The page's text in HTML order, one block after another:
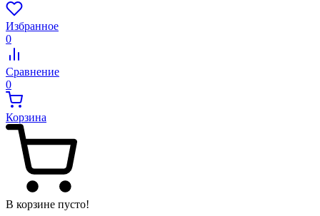
Избранное
0
Сравнение
0
Корзина
В корзине пусто!